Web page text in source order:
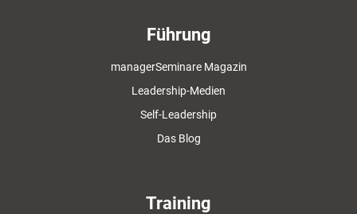
Führung
managerSeminare Magazin
Leadership-Medien
Self-Leadership
Das Blog
Training